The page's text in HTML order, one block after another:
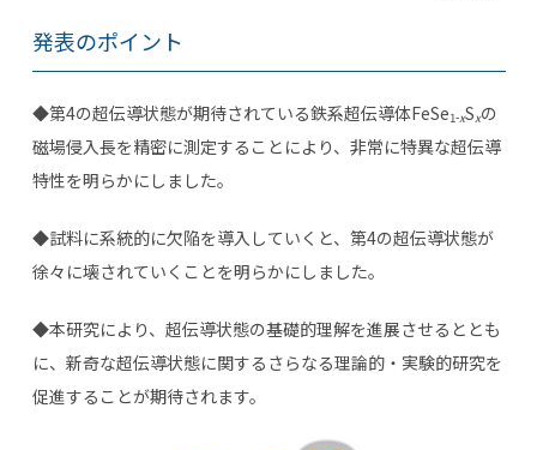
発表のポイント
◆第4の超伝導状態が期待されている鉄系超伝導体FeSe1-xSxの
磁場侵入長を精密に測定することにより、非常に特異な超伝導
特性を明らかにしました。
◆試料に系統的に欠陥を導入していくと、第4の超伝導状態が
徐々に壊されていくことを明らかにしました。
◆本研究により、超伝導状態の基礎的理解を進展させるととも
に、新奇な超伝導状態に関するさらなる理論的・実験的研究を
促進することが期待されます。